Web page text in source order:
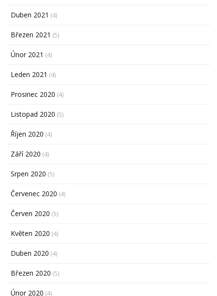
Duben 2021 (4)
Březen 2021 (5)
Únor 2021 (4)
Leden 2021 (4)
Prosinec 2020 (4)
Listopad 2020 (5)
Říjen 2020 (4)
Září 2020 (4)
Srpen 2020 (5)
Červenec 2020 (4)
Červen 2020 (5)
Květen 2020 (4)
Duben 2020 (4)
Březen 2020 (5)
Únor 2020 (4)